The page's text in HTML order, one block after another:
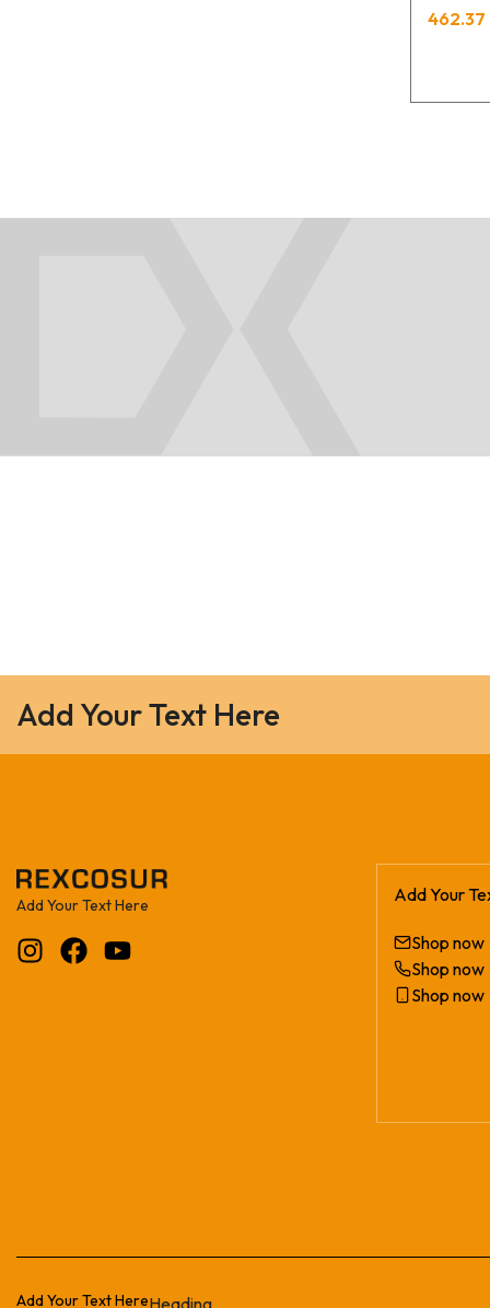
462.37
Add Your Text Here
Add Your Text Here Add Your
Shop now
Shop now
Shop now
Add Your Text HereHeading